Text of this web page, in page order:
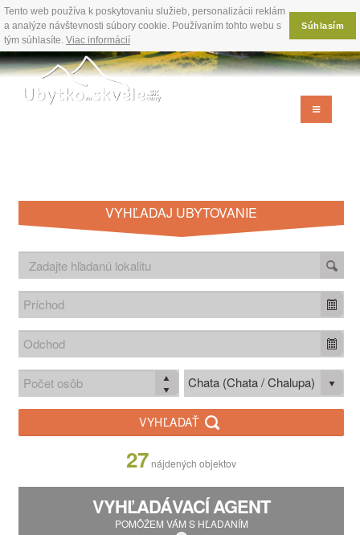
Tento web používa k poskytovaniu služieb, personalizácii reklám
a analýze návštevnosti súbory cookie. Používaním tohto webu s
tým súhlasíte. Viac informácií
Súhlasím
VYHĽADAJ UBYTOVANIE
Chata (Chata / Chalupa)
VYHĽADAŤ
27 nájdených objektov
VYHĽADÁVACÍ AGENT
POMÔŽEM VÁM S HĽADANÍM